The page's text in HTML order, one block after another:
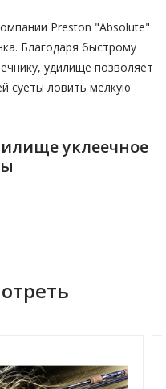
Preston "Absolute"
Благодаря быстрому
удилище позволяет
суеты ловить мелкую
уклеечное